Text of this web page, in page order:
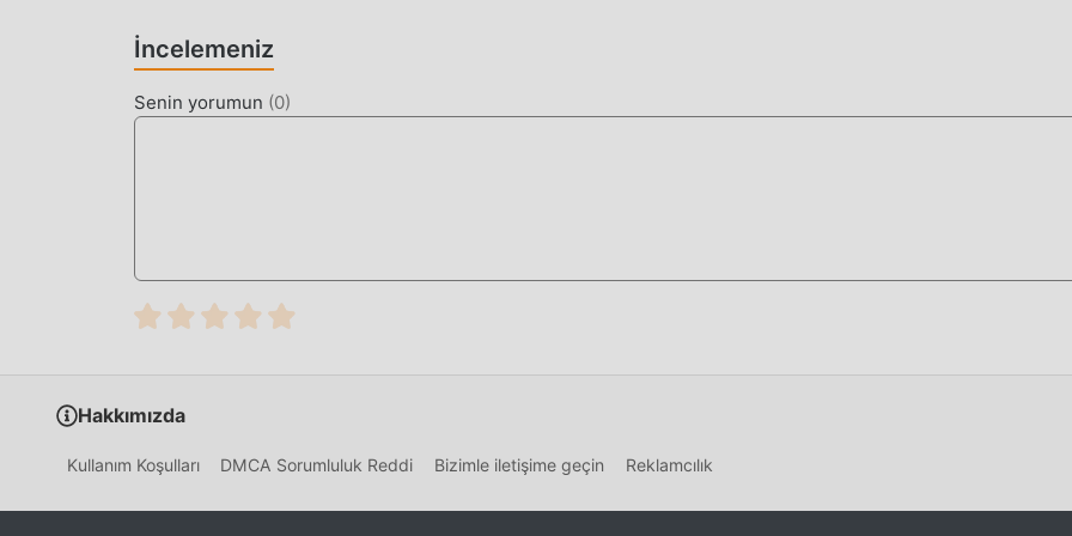
Moddroid uygulamasını yüklemek için indirme düğmesine tıklamanız yeterlidir, moddroid kurulum paketindeki
ücretsiz mod sürümünü Candleman 3.3.4 doğrudan indirebilirsiniz ve sizi bekleyen daha fazla ücretsiz popüler
mod oyunu vardır. oyna, ne duruyorsun, hemen indir!
İncelemeniz
Senin yorumun (0)
Hakkımızda
Kullanım Koşulları DMCA Sorumluluk Reddi Bizimle iletişime geçin Reklamcılık